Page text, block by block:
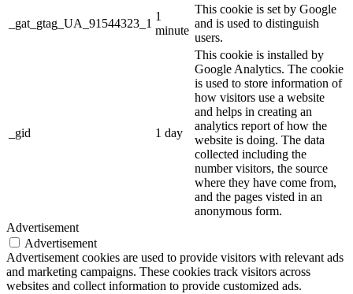
_gat_gtag_UA_91544323_1
1
minute
This cookie is set by Google
and is used to distinguish
users.
_gid 1 day
This cookie is installed by
Google Analytics. The cookie
is used to store information of
how visitors use a website
and helps in creating an
analytics report of how the
website is doing. The data
collected including the
number visitors, the source
where they have come from,
and the pages visted in an
anonymous form.
Advertisement
Advertisement
Advertisement cookies are used to provide visitors with relevant ads
and marketing campaigns. These cookies track visitors across
websites and collect information to provide customized ads.